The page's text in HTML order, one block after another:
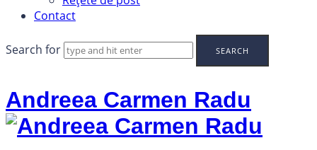
Contact
Search for
Andreea Carmen Radu